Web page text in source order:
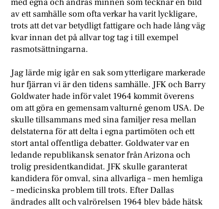
med egna och andras minnen som tecknar en bild
av ett samhälle som ofta verkar ha varit lyckligare,
trots att det var betydligt fattigare och hade lång väg
kvar innan det på allvar tog tag i till exempel
rasmotsättningarna.
Jag lärde mig igår en sak som ytterligare markerade
hur fjärran vi är den tidens samhälle. JFK och Barry
Goldwater hade inför valet 1964 kommit överens
om att göra en gemensam valturné genom USA. De
skulle tillsammans med sina familjer resa mellan
delstaterna för att delta i egna partimöten och ett
stort antal offentliga debatter. Goldwater var en
ledande republikansk senator från Arizona och
trolig presidentkandidat. JFK skulle garanterat
kandidera för omval, sina allvarliga – men hemliga
– medicinska problem till trots. Efter Dallas
ändrades allt och valrörelsen 1964 blev både hätsk